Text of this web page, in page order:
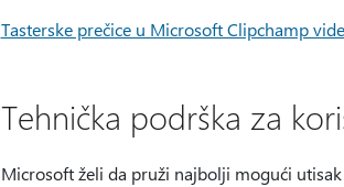
Tasterske prečice u Microsoft Clipchamp
Tehnička podrška za
Microsoft želi da pruži najbolji mogući